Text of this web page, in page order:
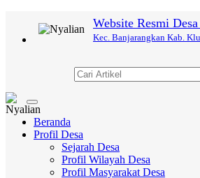
Website Resmi
Kec. Banjarangkan Kab.
Toggle
navigation
Beranda
Profil Desa
Sejarah Desa
Profil Wilayah Desa
Profil Masyarakat Desa